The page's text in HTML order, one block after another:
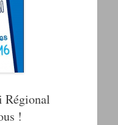
Régional
!